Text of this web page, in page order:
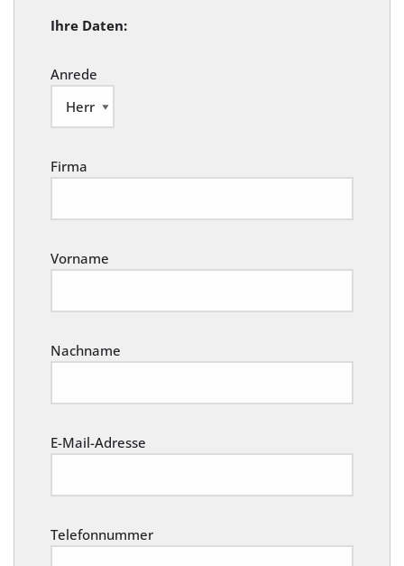
Ihre Daten:
Anrede
Firma
Vorname
Nachname
E-Mail-Adresse
Telefonnummer